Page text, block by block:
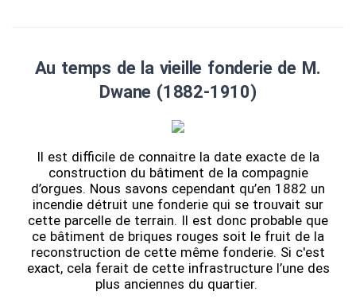
Au temps de la vieille fonderie de M.
Dwane (1882-1910)
Il est difficile de connaitre la date exacte de la
construction du bâtiment de la compagnie
d’orgues. Nous savons cependant qu’en 1882 un
incendie détruit une fonderie qui se trouvait sur
cette parcelle de terrain. Il est donc probable que
ce bâtiment de briques rouges soit le fruit de la
reconstruction de cette même fonderie. Si c'est
exact, cela ferait de cette infrastructure l’une des
plus anciennes du quartier.